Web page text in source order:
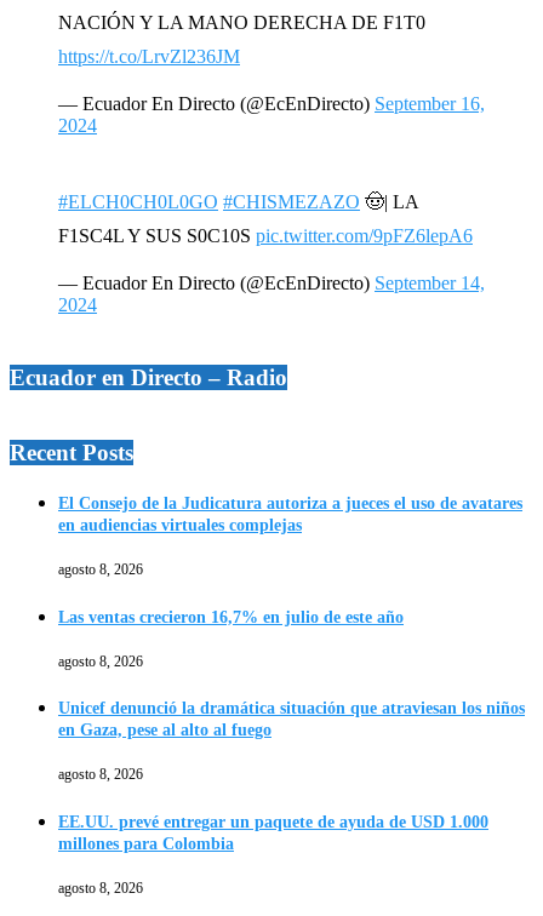
NACIÓN Y LA MANO DERECHA DE F1T0
https://t.co/LrvZl236JM
— Ecuador En Directo (@EcEnDirecto) September 16,
2024
#ELCH0CH0L0GO #CHISMEZAZO 🤠| LA
F1SC4L Y SUS S0C10S pic.twitter.com/9pFZ6lepA6
— Ecuador En Directo (@EcEnDirecto) September 14,
2024
Ecuador en Directo – Radio
Recent Posts
El Consejo de la Judicatura autoriza a jueces el uso de avatares
en audiencias virtuales complejas
agosto 8, 2026
Las ventas crecieron 16,7% en julio de este año
agosto 8, 2026
Unicef denunció la dramática situación que atraviesan los niños
en Gaza, pese al alto al fuego
agosto 8, 2026
EE.UU. prevé entregar un paquete de ayuda de USD 1.000
millones para Colombia
agosto 8, 2026